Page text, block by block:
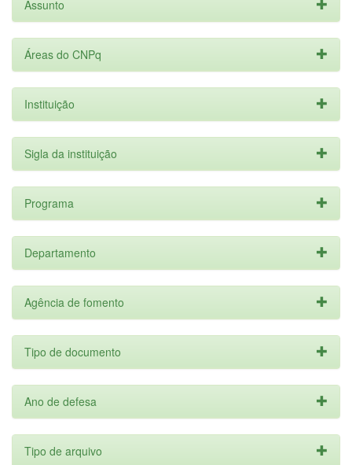
Assunto
Áreas do CNPq
Instituição
Sigla da instituição
Programa
Departamento
Agência de fomento
Tipo de documento
Ano de defesa
Tipo de arquivo